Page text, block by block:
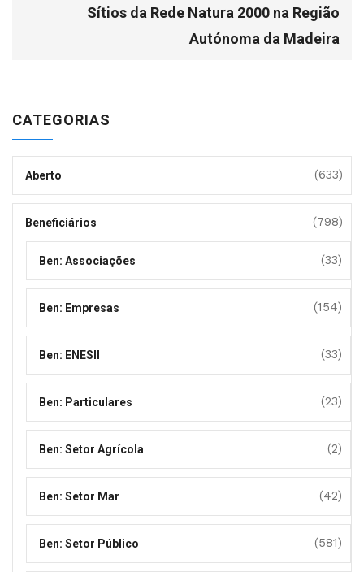
Sítios da Rede Natura 2000 na Região
Autónoma da Madeira
CATEGORIAS
Aberto (633)
Beneficiários (798)
Ben: Associações (33)
Ben: Empresas (154)
Ben: ENESII (33)
Ben: Particulares (23)
Ben: Setor Agrícola (2)
Ben: Setor Mar (42)
Ben: Setor Público (581)